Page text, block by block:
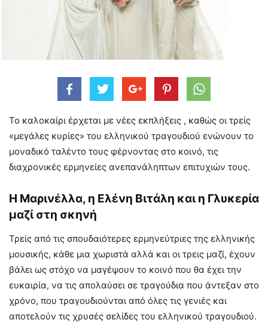
Το καλοκαίρι έρχεται με νέες εκπλήξεις , καθώς οι τρείς
«μεγάλες κυρίες» του ελληνικού τραγουδιού ενώνουν το
μοναδικό ταλέντο τους φέρνοντας στο κοινό, τις
διαχρονικές ερμηνείες ανεπανάληπτων επιτυχιών τους.
Η Μαρινέλλα, η Ελένη Βιτάλη και η Γλυκερία
μαζί στη σκηνή
Τρείς από τις σπουδαιότερες ερμηνεύτριες της ελληνικής
μουσικής, κάθε μια χωριστά αλλά και οι τρεις μαζί, έχουν
βάλει ως στόχο να μαγέψουν το κοινό που θα έχει την
ευκαιρία, να τις απολαύσει σε τραγούδια που άντεξαν στο
χρόνο, που τραγουδιούνται από όλες τις γενιές και
αποτελούν τις χρυσές σελίδες του ελληνικού τραγουδιού.